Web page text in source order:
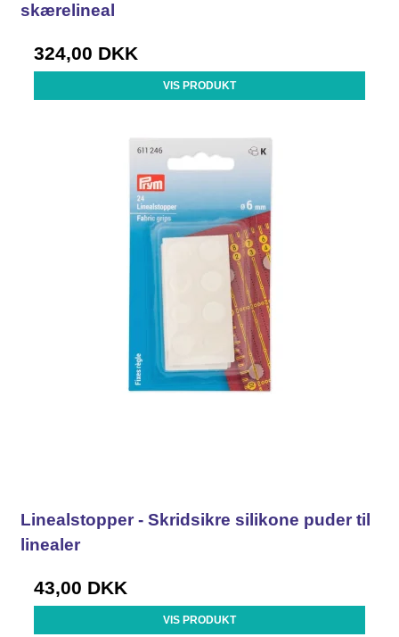
skærelineal
324,00 DKK
VIS PRODUKT
Linealstopper - Skridsikre silikone puder til
linealer
43,00 DKK
VIS PRODUKT